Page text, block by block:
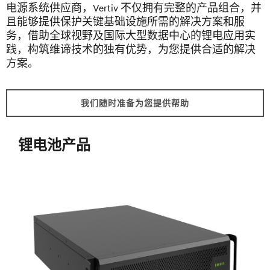
电源系统供应商，Vertiv 不仅拥有完整的产品组合，并
且能够提供保护关键基础设施所需的解决方案和服
务，借助全球视野及国际大型数据中心的锂电应用实
践，构筑维谛技术的独有优势，为您提供合适的解决
方案。
我们随时准备为您提供帮助
锂电池产品